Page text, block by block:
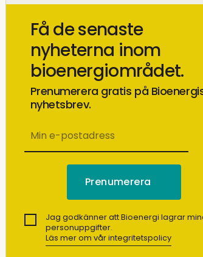
Få de senaste
nyheterna inom
bioenergiområdet.
Prenumerera gratis på
nyhetsbrev.
Jag godkänner att Bioenergi lagrar
personuppgifter.
Läs mer om vår integritetspolicy